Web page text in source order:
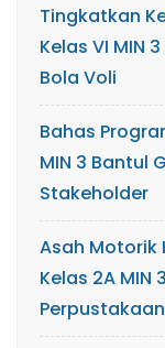
Tingkatkan
Kelas VI MIN
Bola Voli
Bahas
MIN 3 Bantul
Stakeholder
Asah Motorik
Kelas 2A MIN
Perpustakaan